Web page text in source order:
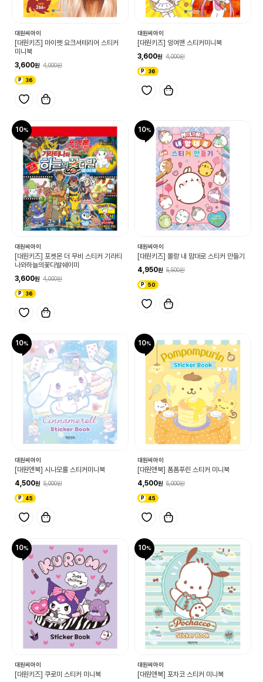
대원씨아이
[대원키즈] 마이펫 요크셔테리어 스티커
미니북
3,600
4,000
36
대원씨아이
[대원키즈] 잉여맨 스티커미니북
3,600
4,000
36
10
대원씨아이
[대원키즈] 포켓몬 더 무비 스티커 기라티
나와하늘의꽃다발쉐이미
3,600
4,000
36
10
대원씨아이
[대원키즈] 몰랑 내 맘대로 스티커 만들기
4,950
5,500
50
10
대원씨아이
[대원앤북] 시나모롤 스티커미니북
4,500
5,000
45
10
대원씨아이
[대원앤북] 폼폼푸린 스티커 미니북
4,500
5,000
45
10
대원씨아이
[대원키즈] 쿠로미 스티커 미니북
10
대원씨아이
[대원앤북] 포차코 스티커 미니북